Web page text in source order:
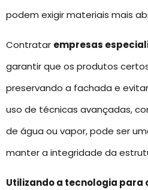
podem exigir materiais mais
Contratar empresas
garantir que os produtos
preservando a fachada e
uso de técnicas avançadas,
de água ou vapor, pode ser
manter a integridade da
Utilizando a tecnologia para